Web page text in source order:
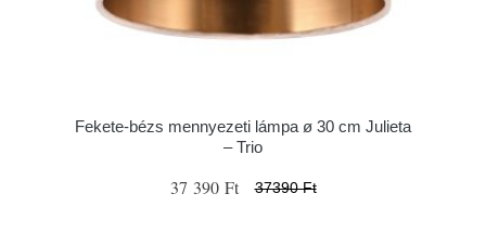
Fekete-bézs mennyezeti lámpa ø 30 cm Julieta
– Trio
37 390 Ft 37390 Ft